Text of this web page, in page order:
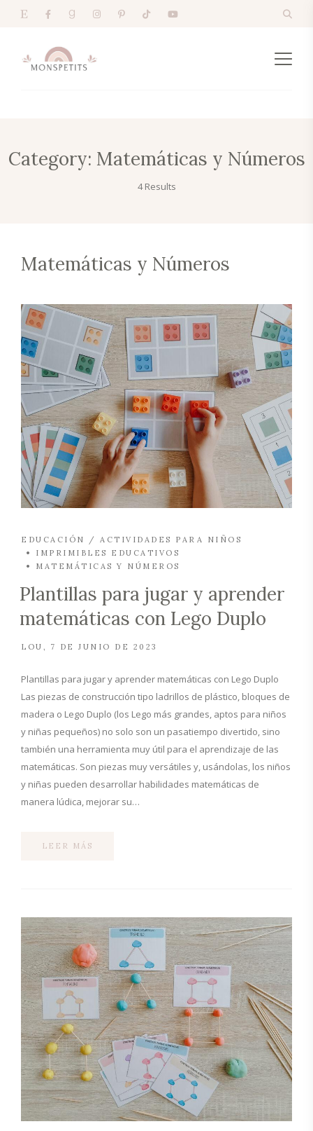
Category: Matemáticas y Números
4 Results
Matemáticas y Números
EDUCACIÓN / ACTIVIDADES PARA NIÑOS
IMPRIMIBLES EDUCATIVOS
MATEMÁTICAS Y NÚMEROS
Plantillas para jugar y aprender
matemáticas con Lego Duplo
LOU 7 DE JUNIO DE 2023
Plantillas para jugar y aprender matemáticas con Lego Duplo
Las piezas de construcción tipo ladrillos de plástico, bloques de
madera o Lego Duplo (los Lego más grandes, aptos para niños
y niñas pequeños) no solo son un pasatiempo divertido, sino
también una herramienta muy útil para el aprendizaje de las
matemáticas. Son piezas muy versátiles y, usándolas, los niños
y niñas pueden desarrollar habilidades matemáticas de
manera lúdica, mejorar su…
LEER MÁS